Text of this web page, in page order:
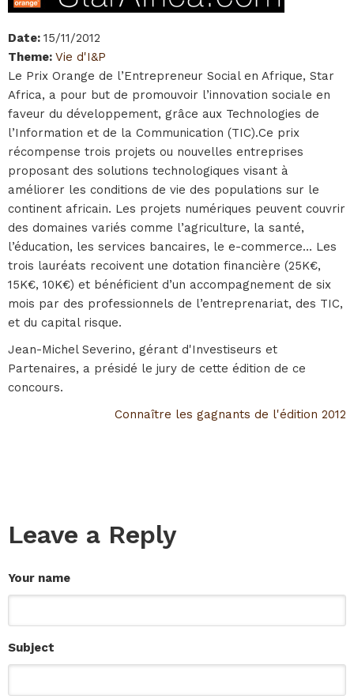
Date: 15/11/2012
Theme: Vie d'I&P
Le Prix Orange de l’Entrepreneur Social en Afrique, Star
Africa, a pour but de promouvoir l’innovation sociale en
faveur du développement, grâce aux Technologies de
l’Information et de la Communication (TIC).Ce prix
récompense trois projets ou nouvelles entreprises
proposant des solutions technologiques visant à
améliorer les conditions de vie des populations sur le
continent africain. Les projets numériques peuvent couvrir
des domaines variés comme l’agriculture, la santé,
l’éducation, les services bancaires, le e-commerce… Les
trois lauréats recoivent une dotation financière (25K€,
15K€, 10K€) et bénéficient d’un accompagnement de six
mois par des professionnels de l’entreprenariat, des TIC,
et du capital risque.
Jean-Michel Severino, gérant d'Investiseurs et
Partenaires, a présidé le jury de cette édition de ce
concours.
Connaître les gagnants de l'édition 2012
Leave a Reply
Your name
Subject